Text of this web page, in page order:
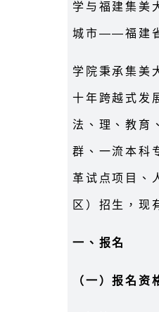
学与福建集美
城市——福建
学院秉承集美
十年跨越式发
法、理、教育
群、一流本科
革试点项目、
区）招生，现
一、报名
（一）报名资